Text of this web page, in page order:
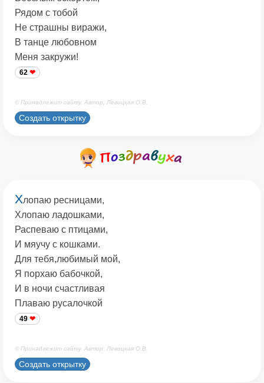
Рядом с тобой
Не страшны виражи,
В танце любовном
Меня закружи!
62
© Принадлежит сайту. Автор: Левицкая О.В.
Создать открытку
Хлопаю ресницами,
Хлопаю ладошками,
Распеваю с птицами,
И мяучу с кошками.
Для тебя,любимый мой,
Я порхаю бабочкой,
И в ночи счастливая
Плаваю русалочкой
49
© Принадлежит сайту. Автор: Левицкая О.В.
Создать открытку